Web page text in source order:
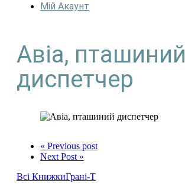
Мій Акаунт
Авіа, пташиний
диспетчер
« Previous post
Next Post »
Всі КнижкиГрані-Т